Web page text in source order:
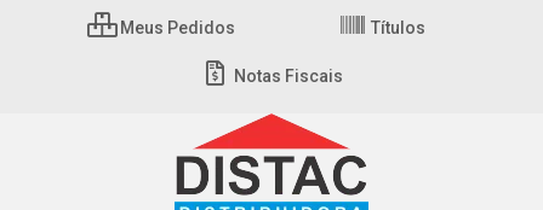
Meus Pedidos Títulos
Notas Fiscais